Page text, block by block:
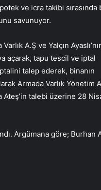
ve icra takibi sırasında
savunuyor.
A.Ş ve Yalçın
açarak, tapu tescil ve iptal
talep ederek, binanın
Armada Varlık Yönetim
talebi üzerine 28
Argümana göre; Burhan